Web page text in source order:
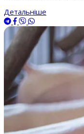
Детальніше